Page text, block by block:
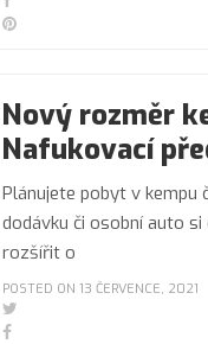
Nový rozměr
Nafukovací
Plánujete pobyt v kempu
dodávku či osobní auto
rozšířit o
POSTED ON 13 ČERVENCE, 2021